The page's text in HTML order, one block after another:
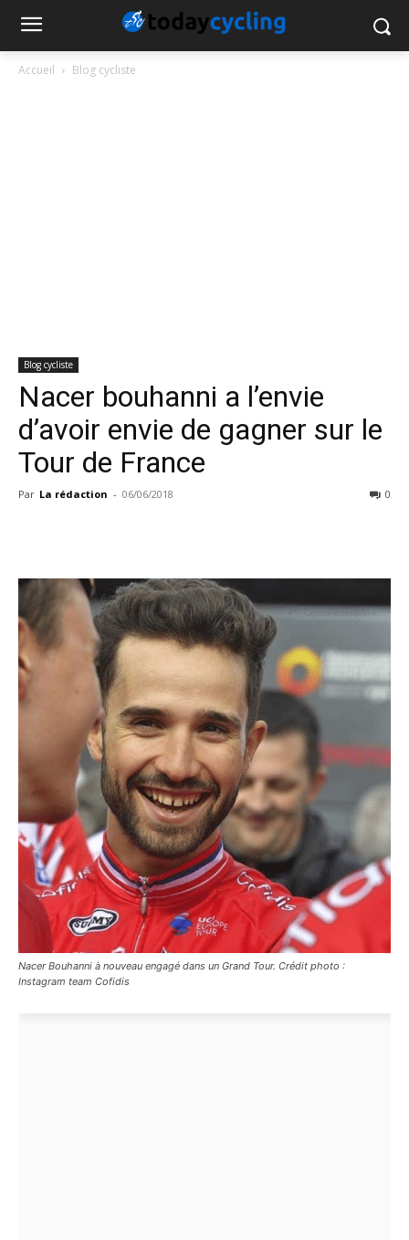
Accueil Blog cycliste
Blog cycliste
Nacer bouhanni a l’envie
d’avoir envie de gagner sur le
Tour de France
Par La rédaction - 06/06/2018 0
Nacer Bouhanni à nouveau engagé dans un Grand Tour. Crédit photo :
Instagram team Cofidis